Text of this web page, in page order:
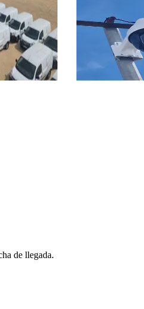
de llegada.